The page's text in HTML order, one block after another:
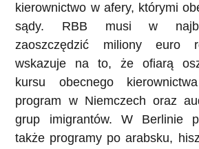
kierownictwo w afery, którymi
sądy. RBB musi w
zaoszczędzić miliony euro
wskazuje na to, że ofiarą
kursu obecnego
program w Niemczech oraz
grup imigrantów. W Berlinie
także programy po arabsku,